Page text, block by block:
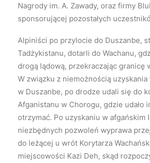
Nagrody im. A. Zawady, oraz firmy
sponsorującej pozostałych
Alpiniści po przylocie do Duszanbe,
Tadżykistanu, dotarli do Wachanu,
drogą lądową, przekraczając granicę
W związku z niemożnością
w Duszanbe, po drodze udali się do
Afganistanu w Chorogu, gdzie udało
otrzymać. Po uzyskaniu w afgańskim
niezbędnych pozwoleń wyprawa
do leżącej u wrót Korytarza
miejscowości Kazi Deh, skąd